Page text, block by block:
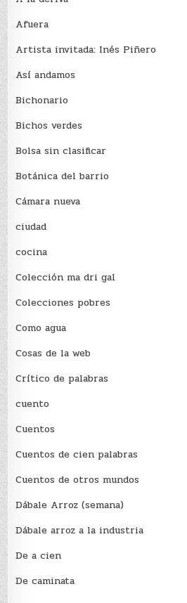
Afuera
Artista invitada: Inés Piñero
Así andamos
Bichonario
Bichos verdes
Bolsa sin clasificar
Botánica del barrio
Cámara nueva
ciudad
cocina
Colección ma dri gal
Colecciones pobres
Como agua
Cosas de la web
Crítico de palabras
cuento
Cuentos
Cuentos de cien palabras
Cuentos de otros mundos
Dábale Arroz (semana)
Dábale arroz a la industria
De a cien
De caminata